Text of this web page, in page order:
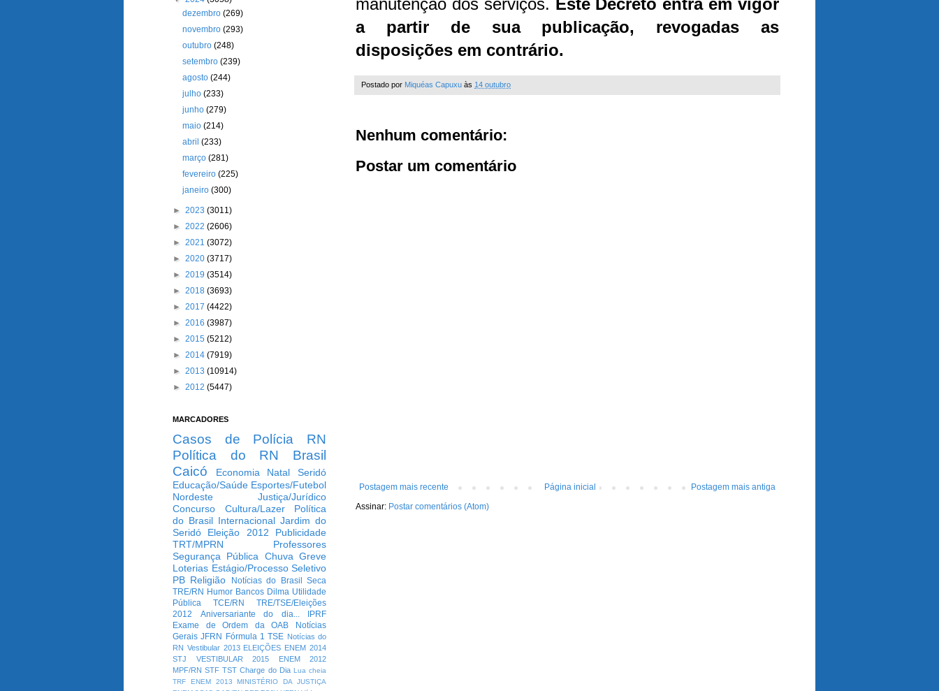
manutenção dos serviços. Este Decreto entra em vigor
a partir de sua publicação, revogadas as
disposições em contrário.
Postado por Miquéas Capuxu às 14 outubro
Nenhum comentário:
Postar um comentário
Postagem mais recente Postagem mais antiga
Página inicial
Assinar: Postar comentários (Atom)
dezembro(269)
novembro(293)
outubro(248)
setembro(239)
agosto(244)
julho(233)
junho(279)
maio(214)
abril(233)
março(281)
fevereiro(225)
janeiro(300)
► 2023 (3011)
► 2022 (2606)
► 2021 (3072)
► 2020 (3717)
► 2019 (3514)
► 2018 (3693)
► 2017 (4422)
► 2016 (3987)
► 2015 (5212)
► 2014 (7919)
► 2013 (10914)
► 2012 (5447)
MARCADORES
Casos de Polícia
RN
Política do RN
Brasil
Caicó
Economia Natal
Seridó
Educação/Saúde Esportes/Futebol
Nordeste
Justiça/Jurídico
Concurso
Cultura/Lazer
Política
do Brasil Internacional Jardim do
Seridó
Eleição 2012
Publicidade
TRT/MPRN
Professores
Segurança Pública Chuva Greve
Loterias Estágio/Processo Seletivo
PB Religião Notícias do Brasil
Seca
TRE/RN Humor Bancos Dilma Utilidade
Pública
TCE/RN
TRE/TSE/Eleições
2012
Aniversariante do dia...
IPRF
Exame de Ordem da OAB
Notícias
Gerais JFRN Fórmula 1 TSE Notícias do
RN Vestibular 2013 ELEIÇÕES ENEM 2014
STJ
VESTIBULAR 2015
ENEM 2012
MPF/RN STF TST Charge do Dia Lua cheia
TRF
ENEM 2013
MINISTÉRIO DA JUSTIÇA